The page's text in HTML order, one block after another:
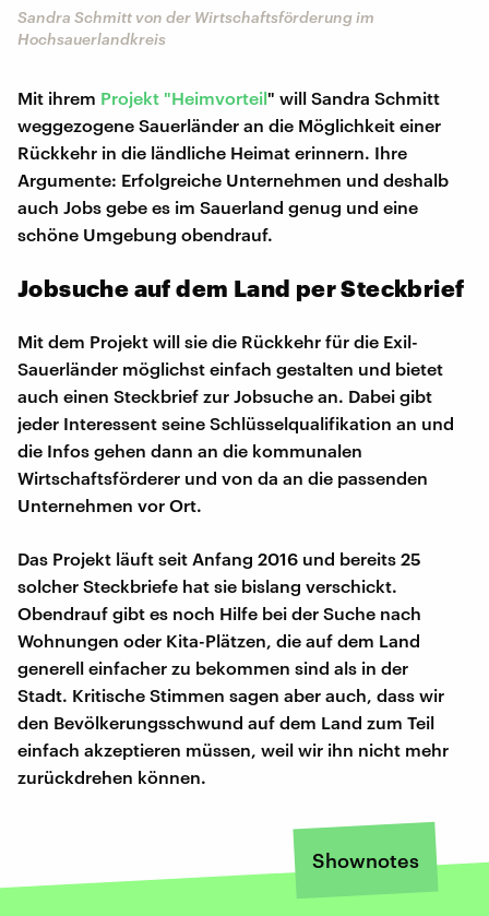
Sandra Schmitt von der Wirtschaftsförderung im
Hochsauerlandkreis
Mit ihrem Projekt "Heimvorteil" will Sandra Schmitt
weggezogene Sauerländer an die Möglichkeit einer
Rückkehr in die ländliche Heimat erinnern. Ihre
Argumente: Erfolgreiche Unternehmen und deshalb
auch Jobs gebe es im Sauerland genug und eine
schöne Umgebung obendrauf.
Jobsuche auf dem Land per Steckbrief
Mit dem Projekt will sie die Rückkehr für die Exil-
Sauerländer möglichst einfach gestalten und bietet
auch einen Steckbrief zur Jobsuche an. Dabei gibt
jeder Interessent seine Schlüsselqualifikation an und
die Infos gehen dann an die kommunalen
Wirtschaftsförderer und von da an die passenden
Unternehmen vor Ort.
Das Projekt läuft seit Anfang 2016 und bereits 25
solcher Steckbriefe hat sie bislang verschickt.
Obendrauf gibt es noch Hilfe bei der Suche nach
Wohnungen oder Kita-Plätzen, die auf dem Land
generell einfacher zu bekommen sind als in der
Stadt. Kritische Stimmen sagen aber auch, dass wir
den Bevölkerungsschwund auf dem Land zum Teil
einfach akzeptieren müssen, weil wir ihn nicht mehr
zurückdrehen können.
Shownotes